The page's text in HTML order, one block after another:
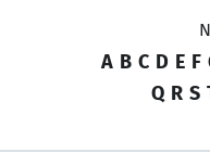
A B C D E F
Q R S